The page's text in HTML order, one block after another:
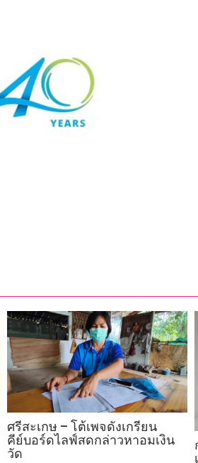
ศรีสะเกษ – โต้เพจดังเกรียน
คีย์บอร์ดไลฟ์สดกล่าวหาอมเงิน
วัด